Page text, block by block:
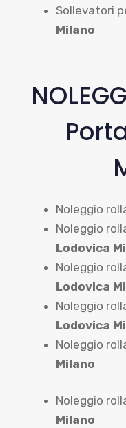
Sollevatori
Milano
Noleggio
Noleggio
Lodovica
Noleggio
Lodovica
Noleggio
Lodovica
Noleggio
Milano
Noleggio
Milano